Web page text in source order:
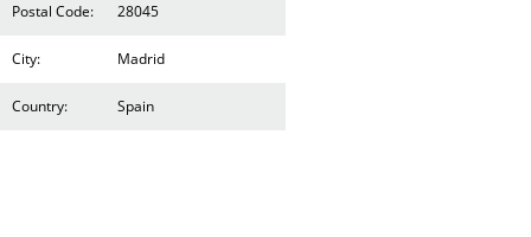
Postal Code: 28045
City: Madrid
Country: Spain